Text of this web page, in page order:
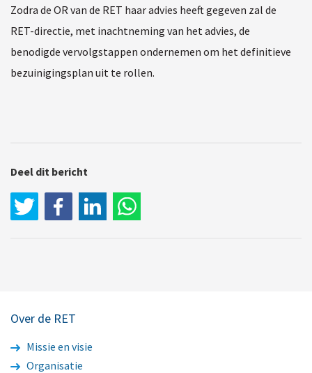
Zodra de OR van de RET haar advies heeft gegeven zal de
RET-directie, met inachtneming van het advies, de
benodigde vervolgstappen ondernemen om het definitieve
bezuinigingsplan uit te rollen.
Deel dit bericht
LinkedIn
Over de RET
Missie en visie
Organisatie